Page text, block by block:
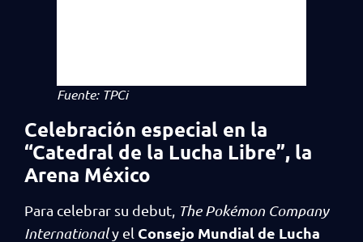
Fuente: TPCi
Celebración especial en la
“Catedral de la Lucha Libre”, la
Arena México
Para celebrar su debut, The Pokémon Company
Internationaly el Consejo Mundial de Lucha